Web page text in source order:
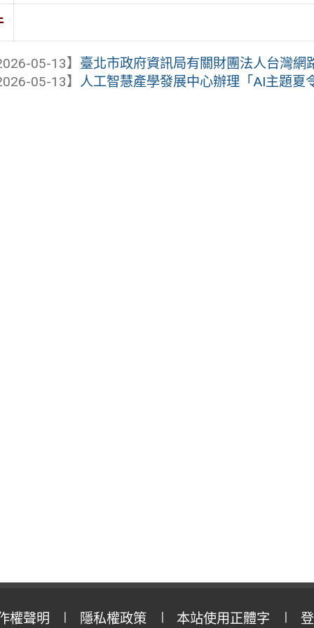
05-13】 臺北市政府資訊局有關財團法人台灣網
05-13】 人工智慧產學發展中心辦理「AI主題夏
權聲明 隱私權政策 本站使用正體字